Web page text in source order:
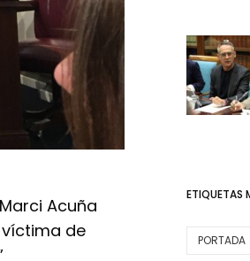
Acuña
de
ETIQUETAS
PORTADA